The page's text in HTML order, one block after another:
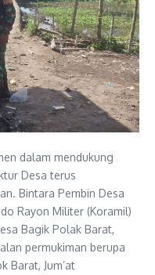
dalam mendukung
Desa terus
Bintara Pembin Desa
Rayon Militer (Koramil)
Bagik Polak Barat,
permukiman berupa
Barat, Jum’at